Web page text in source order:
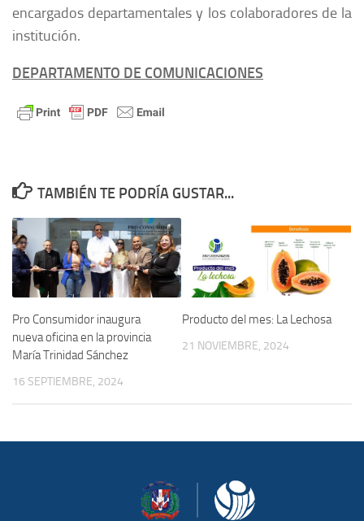
encargados departamentales y los colaboradores de la
institución.
DEPARTAMENTO DE COMUNICACIONES
TAMBIÉN TE PODRÍA GUSTAR...
Pro Consumidor inaugura
nueva oficina en la provincia
María Trinidad Sánchez
16 SEPTIEMBRE, 2024
Producto del mes: La Lechosa
21 NOVIEMBRE, 2024